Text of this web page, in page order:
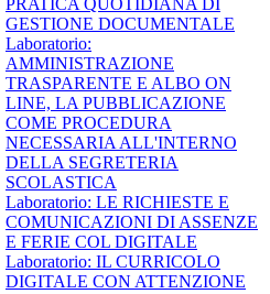
PRATICA QUOTIDIANA DI
GESTIONE DOCUMENTALE
Laboratorio:
AMMINISTRAZIONE
TRASPARENTE E ALBO ON
LINE, LA PUBBLICAZIONE
COME PROCEDURA
NECESSARIA ALL'INTERNO
DELLA SEGRETERIA
SCOLASTICA
Laboratorio: LE RICHIESTE E
COMUNICAZIONI DI ASSENZE
E FERIE COL DIGITALE
Laboratorio: IL CURRICOLO
DIGITALE CON ATTENZIONE